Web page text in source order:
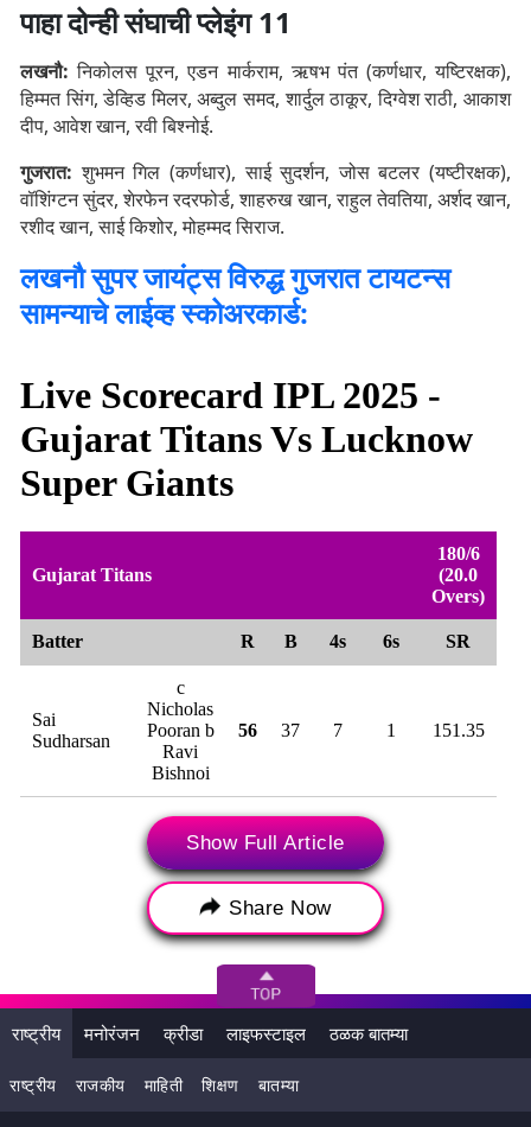
पाहा दोन्ही संघाची प्लेइंग 11
लखनौ: निकोलस पूरन, एडन मार्कराम, ऋषभ पंत (कर्णधार, यष्टिरक्षक),
हिम्मत सिंग, डेव्हिड मिलर, अब्दुल समद, शार्दुल ठाकूर, दिग्वेश राठी, आकाश
दीप, आवेश खान, रवी बिश्नोई.
गुजरात: शुभमन गिल (कर्णधार), साई सुदर्शन, जोस बटलर (यष्टीरक्षक),
वॉशिंग्टन सुंदर, शेरफेन रदरफोर्ड, शाहरुख खान, राहुल तेवतिया, अर्शद खान,
रशीद खान, साई किशोर, मोहम्मद सिराज.
लखनौ सुपर जायंट्स विरुद्ध गुजरात टायटन्स
सामन्याचे लाईव्ह स्कोअरकार्ड:
Show Full Article
Share Now
राष्ट्रीय मनोरंजन क्रीडा लाइफस्टाइल ठळक बातम्या
राष्ट्रीय राजकीय माहिती शिक्षण बातम्या